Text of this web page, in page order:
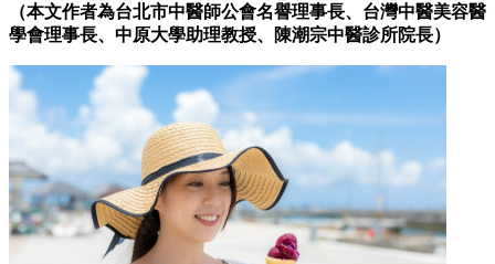
（本文作者為台北市中醫師公會名譽理事長、台灣中醫美容醫
學會理事長、中原大學助理教授、陳潮宗中醫診所院長）